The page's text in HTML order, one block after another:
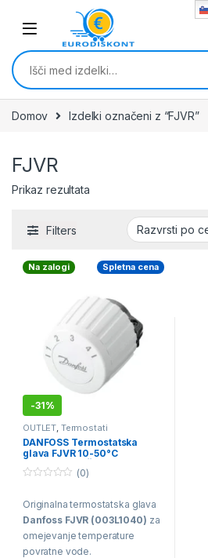
Skip to navigation
Išči:
Domov Izdelki označeni z “FJVR”
FJVR
Prikaz rezultata
Filters
Na zalogi
-31%
Spletna cena
OUTLET, Termostati
DANFOSS Termostatska
glava FJVR 10-50°C
SKLADIŠČE*
u
o
f
5
(0)
Originalna termostatska glava
Danfoss FJVR (003L1040) za
omejevanje temperature
povratne vode.